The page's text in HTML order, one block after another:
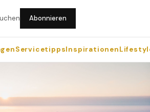
Abonnieren
ServicetippsInspirationen